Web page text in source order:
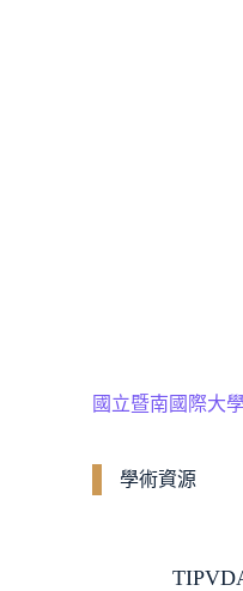
國立暨南國際大
學術資源